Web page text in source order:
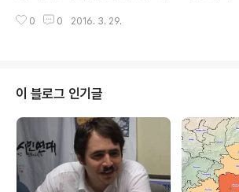
놓인 선택지 중에 가장 많이 고민하게 하는 정당은 정의당
되었는지를 검토한 후 크게 두 가지 결론을 내놓는다. 첫째,
각 의미가 완전히 다르다. 이에 근거하여 라스 리는 “레닌
이 볼셰비즘에 고유하거나 본질적인 ‘민주적 중앙집중주
의’라는 특정한 조직 철학을 가졌다는 일반적인 추정이 일
종의 신화”라고 주장한다. 라스 리가 어떤 동기에서 민주집
중주의라는 개념을 해체하거나 최소한 ‘민주’집중제와 민
주‘집중’제라는 동음이의어로 ..
0 0 2016. 3. 29.
이 블로그 인기글